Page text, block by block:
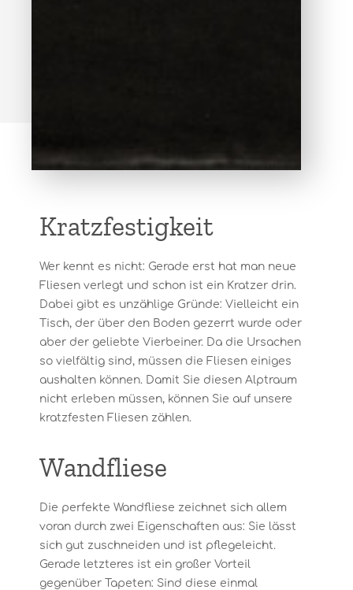
Kratzfestigkeit
Wer kennt es nicht: Gerade erst hat man neue
Fliesen verlegt und schon ist ein Kratzer drin.
Dabei gibt es unzählige Gründe: Vielleicht ein
Tisch, der über den Boden gezerrt wurde oder
aber der geliebte Vierbeiner. Da die Ursachen
so vielfältig sind, müssen die Fliesen einiges
aushalten können. Damit Sie diesen Alptraum
nicht erleben müssen, können Sie auf unsere
kratzfesten Fliesen zählen.
Wandfliese
Die perfekte Wandfliese zeichnet sich allem
voran durch zwei Eigenschaften aus: Sie lässt
sich gut zuschneiden und ist pflegeleicht.
Gerade letzteres ist ein großer Vorteil
gegenüber Tapeten: Sind diese einmal